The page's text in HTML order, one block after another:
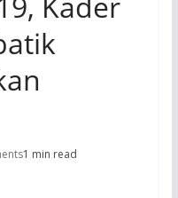
1 min read